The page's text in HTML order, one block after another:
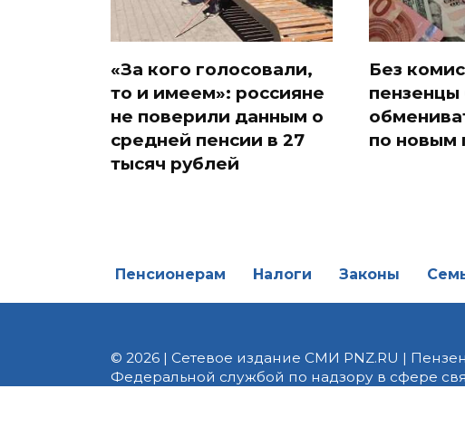
«За кого голосовали,
то и имеем»: россияне
не поверили данным о
средней пенсии в 27
тысяч рублей
Без
пензенцы
по новым
Пенсионерам Налоги Законы
© 2026 | Сетевое издание СМИ PNZ.RU |
Федеральной службой по надзору в сфере